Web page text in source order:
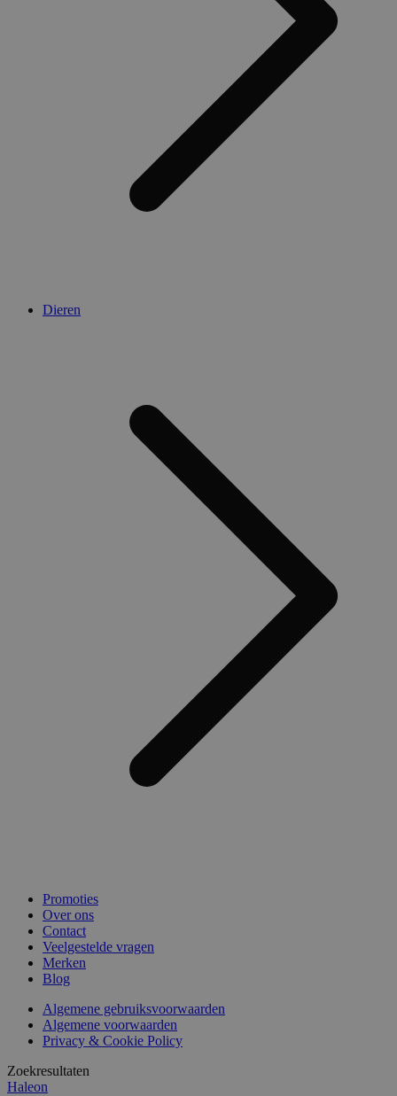
Dieren
Promoties
Over ons
Contact
Veelgestelde vragen
Merken
Blog
Algemene gebruiksvoorwaarden
Algemene voorwaarden
Privacy & Cookie Policy
Zoekresultaten
Haleon